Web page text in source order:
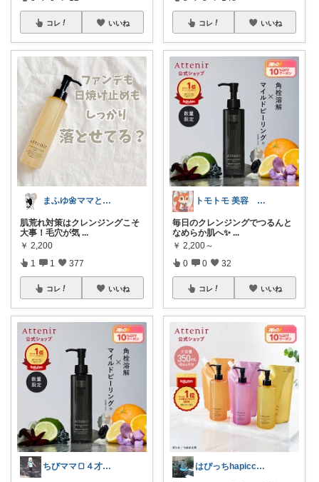
コレ いいね
まふゆ🌼ママと子ども服
肌荒れ対策はクレンジングこそ
大事！毛穴が気 ...
￥ 2,200
1 1 377
コレ いいね
ちびママ🍞４才boy育児中
コレ いいね
トモトモ 美容 食品 子育てルーム
毎日のクレンジングでつるんと
なめらか肌へ✨ ...
￥ 2,200～
0 0 32
コレ いいね
はぴっちhapicchi💎🏃‍♀️